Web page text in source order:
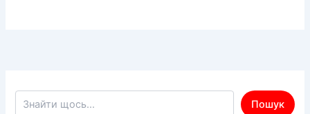
Пошук по сайту
Пошук